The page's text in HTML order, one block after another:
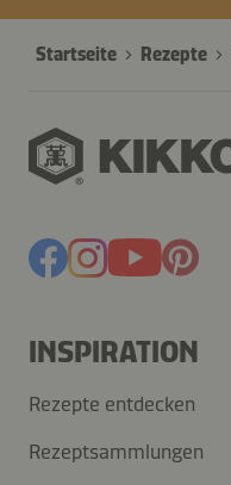
Startseite Rezepte
INSPIRATION
Rezepte entdecken
Rezeptsammlungen